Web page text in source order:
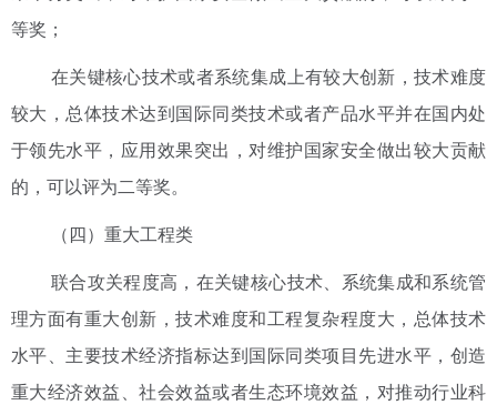
等奖；
在关键核心技术或者系统集成上有较大创新，技术难度
较大，总体技术达到国际同类技术或者产品水平并在国内处
于领先水平，应用效果突出，对维护国家安全做出较大贡献
的，可以评为二等奖。
（四）重大工程类
联合攻关程度高，在关键核心技术、系统集成和系统管
理方面有重大创新，技术难度和工程复杂程度大，总体技术
水平、主要技术经济指标达到国际同类项目先进水平，创造
重大经济效益、社会效益或者生态环境效益，对推动行业科